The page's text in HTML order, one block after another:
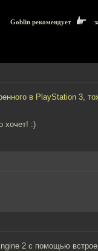
Goblin рекомендует
в PlayStation 3,
хочет! :)
2 с помощью